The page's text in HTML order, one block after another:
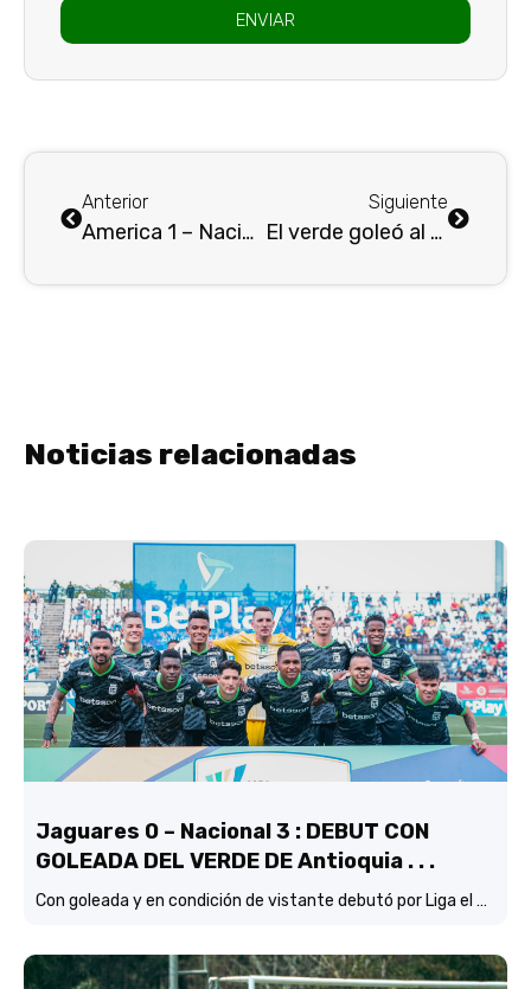
ENVIAR
Anterior
America 1 – Nacional 1 : Empate «Pírrico» en el Pascual . . .
Siguiente
El verde goleó al Quindio en los octavos de final de la Copa Colombia
Noticias relacionadas
Jaguares 0 – Nacional 3 : DEBUT CON
GOLEADA DEL VERDE DE Antioquia . . .
Con goleada y en condición de vistante debutó por Liga el verde de Lucas González frente a Jaguares de Córdoba.